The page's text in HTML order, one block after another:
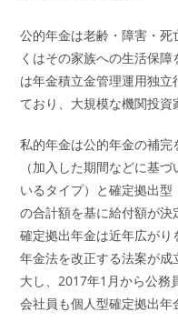
公的年金は老齢・障害・
くはその家族への生活保
は年金積立金管理運用独立
ており、大規模な機関投資
私的年金は公的年金の補
（加入した期間などに基
いるタイプ）と確定拠出
の合計額を基に給付額が
確定拠出年金は近年広が
年金法を改正する法案が
大し、2017年1月から公務
会社員も個人型確定拠出年